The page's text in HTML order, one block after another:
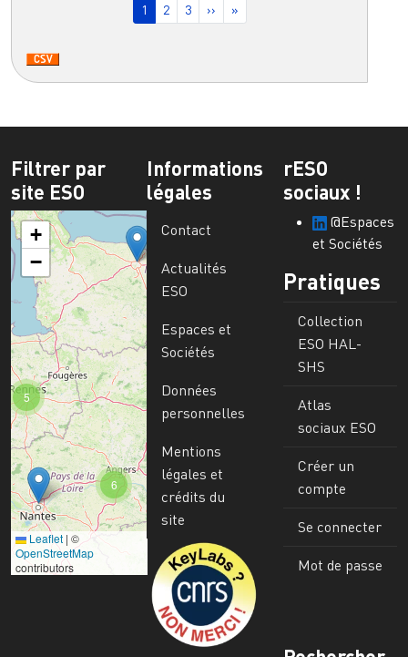
Page courante
1 Page
2 Page
3 Page suivante
›› Dernière page
»
Filtrer par
site ESO
6
5
+
−
Leaflet | ©
OpenStreetMap
contributors
Informations
légales
Contact
Actualités
ESO
Espaces et
Sociétés
Données
personnelles
Mentions
légales et
crédits du
site
Image
rESO
sociaux !
@Espaces
et Sociétés
Pratiques
Collection
ESO HAL-
SHS
Atlas
sociaux ESO
Créer un
compte
Se connecter
Mot de passe